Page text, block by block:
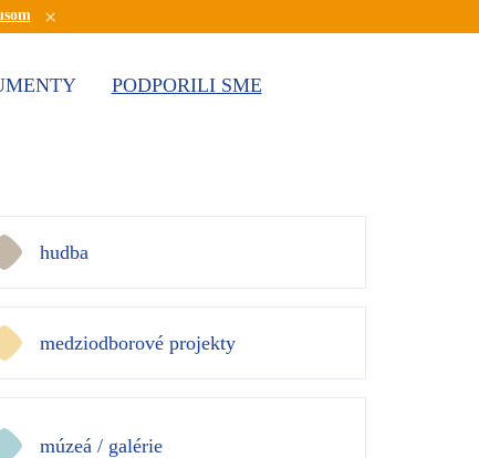
×
PODPORILI SME
hudba
medziodborové projekty
múzeá / galérie